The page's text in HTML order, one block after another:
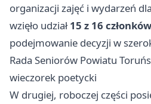
organizacji zajęć i wydarzeń
wzięło udział15 z 16 członków
podejmowanie decyzji w
Rada Seniorów Powiatu
wieczorek poetycki
W drugiej, roboczej części